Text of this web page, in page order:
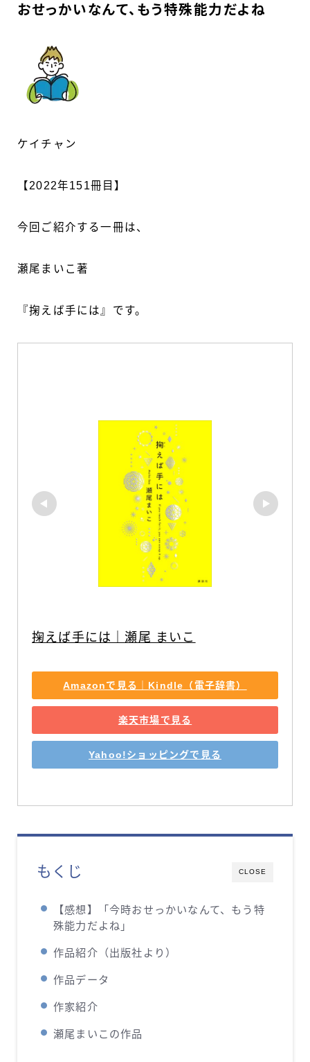
おせっかいなんて、もう特殊能力だよね
ケイチャン
【2022年151冊目】
今回ご紹介する一冊は、
瀬尾まいこ著
『掬えば手には』です。
掬えば手には｜瀬尾 まいこ
Amazonで見る｜Kindle（電子辞書）
楽天市場で見る
Yahoo!ショッピングで見る
CLOSE
もくじ
【感想】「今時おせっかいなんて、もう特
殊能力だよね」
作品紹介（出版社より）
作品データ
作家紹介
瀬尾まいこの作品